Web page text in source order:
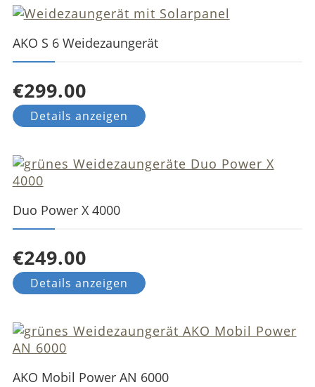
AKO S 6 Weidezaungerät
€299.00
Details anzeigen
Duo Power X 4000
€249.00
Details anzeigen
AKO Mobil Power AN 6000